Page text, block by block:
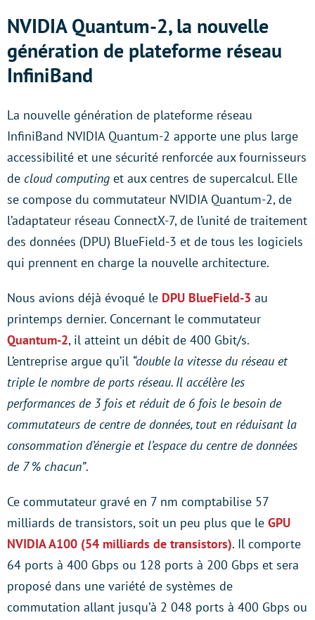
NVIDIA Quantum-2, la nouvelle
génération de plateforme réseau
InfiniBand
La nouvelle génération de plateforme réseau
InfiniBand NVIDIA Quantum-2 apporte une plus large
accessibilité et une sécurité renforcée aux fournisseurs
de cloud computing et aux centres de supercalcul. Elle
se compose du commutateur NVIDIA Quantum-2, de
l’adaptateur réseau ConnectX-7, de l’unité de traitement
des données (DPU) BlueField-3 et de tous les logiciels
qui prennent en charge la nouvelle architecture.
Nous avions déjà évoqué le DPU BlueField-3 au
printemps dernier. Concernant le commutateur
Quantum-2, il atteint un débit de 400 Gbit/s.
L’entreprise argue qu’il “double la vitesse du réseau et
triple le nombre de ports réseau. Il accélère les
performances de 3 fois et réduit de 6 fois le besoin de
commutateurs de centre de données, tout en réduisant la
consommation d’énergie et l’espace du centre de données
de 7 % chacun”.
Ce commutateur gravé en 7 nm comptabilise 57
milliards de transistors, soit un peu plus que le GPU
NVIDIA A100 (54 milliards de transistors). Il comporte
64 ports à 400 Gbps ou 128 ports à 200 Gbps et sera
proposé dans une variété de systèmes de
commutation allant jusqu’à 2 048 ports à 400 Gbps ou